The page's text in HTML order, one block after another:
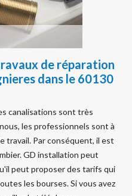
de réparation
dans le 60130
canalisations sont très
les professionnels sont à
travail. Par conséquent, il est
GD installation peut
peut proposer des tarifs qui
les bourses. Si vous avez